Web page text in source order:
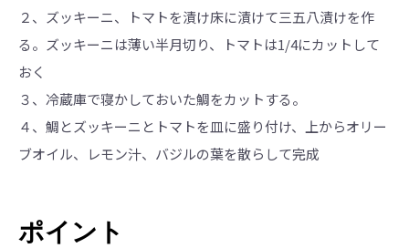
２、ズッキーニ、トマトを漬け床に漬けて三五八漬けを作
る。ズッキーニは薄い半月切り、トマトは1/4にカットして
おく
３、冷蔵庫で寝かしておいた鯛をカットする。
４、鯛とズッキーニとトマトを皿に盛り付け、上からオリー
ブオイル、レモン汁、バジルの葉を散らして完成
ポイント